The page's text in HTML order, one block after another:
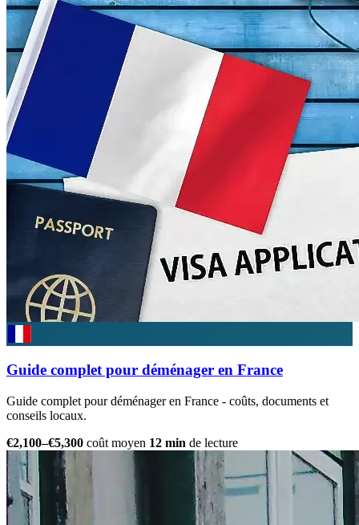
Guide complet pour déménager en France
Guide complet pour déménager en France - coûts, documents et
conseils locaux.
€2,100–€5,300 coût moyen 12 min de lecture